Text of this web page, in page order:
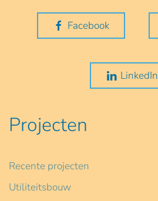
Facebook
LinkedIn
Projecten
Recente projecten
Utiliteitsbouw